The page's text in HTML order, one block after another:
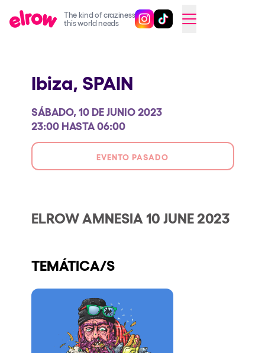
The kind of craziness
this world needs
Sigue @elrowofficial en
Sigue @elrowofficial en
SWITCH TO ENGLISH
elrow Ibiza x [UNVRS] 2026
elrow Town 2026
Snowrow Festival 2026
elrow Island 2026
elrow Shop
Our Creative World
Sostenibilidad
¿Quieres trabajar con nosotros?
elrow News
Ibiza, SPAIN
SÁBADO, 10 DE JUNIO 2023
23:00 HASTA 06:00
EVENTO PASADO
ELROW AMNESIA 10 JUNE 2023
TEMÁTICA/S